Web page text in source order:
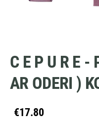
C E P U R E -
AR ODERI )
€17.80